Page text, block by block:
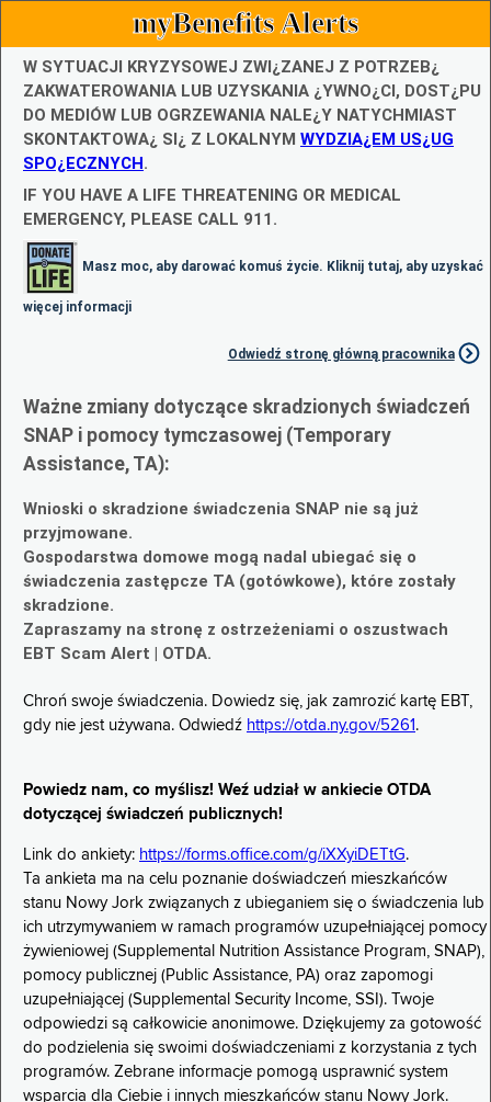
myBenefits Alerts
W SYTUACJI KRYZYSOWEJ ZWI¿ZANEJ Z POTRZEB¿
ZAKWATEROWANIA LUB UZYSKANIA ¿YWNO¿CI, DOST¿PU
DO MEDIÓW LUB OGRZEWANIA NALE¿Y NATYCHMIAST
SKONTAKTOWA¿ SI¿ Z LOKALNYM WYDZIA¿EM US¿UG
SPO¿ECZNYCH.
IF YOU HAVE A LIFE THREATENING OR MEDICAL
EMERGENCY, PLEASE CALL 911.
Masz moc, aby darować komuś życie. Kliknij tutaj, aby uzyskać
więcej informacji
Odwiedź stronę główną pracownika
Ważne zmiany dotyczące skradzionych świadczeń
SNAP i pomocy tymczasowej (Temporary
Assistance, TA):
Wnioski o skradzione świadczenia SNAP nie są już
przyjmowane.
Gospodarstwa domowe mogą nadal ubiegać się o
świadczenia zastępcze TA (gotówkowe), które zostały
skradzione.
Zapraszamy na stronę z ostrzeżeniami o oszustwach
EBT Scam Alert | OTDA.
Chroń swoje świadczenia. Dowiedz się, jak zamrozić kartę EBT,
gdy nie jest używana. Odwiedź https://otda.ny.gov/5261 .
Powiedz nam, co myślisz! Weź udział w ankiecie OTDA
dotyczącej świadczeń publicznych!
Link do ankiety: https://forms.office.com/g/iXXyiDETtG.
Ta ankieta ma na celu poznanie doświadczeń mieszkańców
stanu Nowy Jork związanych z ubieganiem się o świadczenia lub
ich utrzymywaniem w ramach programów uzupełniającej pomocy
żywieniowej (Supplemental Nutrition Assistance Program, SNAP),
pomocy publicznej (Public Assistance, PA) oraz zapomogi
uzupełniającej (Supplemental Security Income, SSI). Twoje
odpowiedzi są całkowicie anonimowe. Dziękujemy za gotowość
do podzielenia się swoimi doświadczeniami z korzystania z tych
programów. Zebrane informacje pomogą usprawnić system
wsparcia dla Ciebie i innych mieszkańców stanu Nowy Jork.